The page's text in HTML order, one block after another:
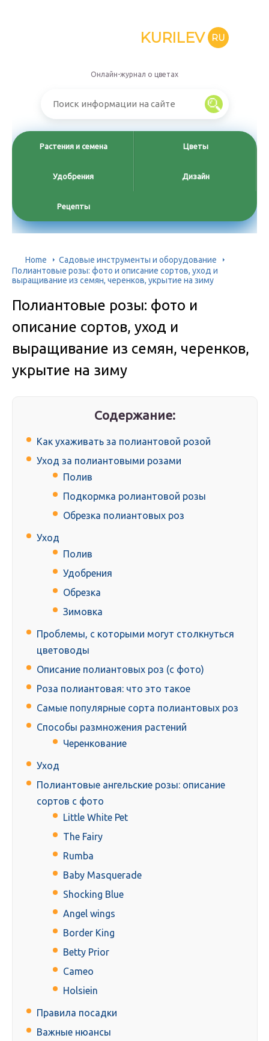
KURILEV RU
Онлайн-журнал о цветах
Растения и семена Цветы
Удобрения Дизайн
Рецепты
Home
Садовые инструменты и оборудование
Полиантовые розы: фото и описание сортов, уход и
выращивание из семян, черенков, укрытие на зиму
Полиантовые розы: фото и
описание сортов, уход и
выращивание из семян, черенков,
укрытие на зиму
Содержание:
Как ухаживать за полиантовой розой
Уход за полиантовыми розами
Полив
Подкормка ролиантовой розы
Обрезка полиантовых роз
Уход
Полив
Удобрения
Обрезка
Зимовка
Проблемы, с которыми могут столкнуться
цветоводы
Описание полиантовых роз (с фото)
Роза полиантовая: что это такое
Самые популярные сорта полиантовых роз
Способы размножения растений
Черенкование
Уход
Полиантовые ангельские розы: описание
сортов с фото
Little White Pet
Тhe Fairy
Rumba
Baby Masquerade
Shocking Blue
Angel wings
Border King
Betty Prior
Cameо
Holsiein
Правила посадки
Важные нюансы